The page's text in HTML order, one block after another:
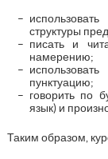
структуры
писать и
намерению;
пунктуацию;
говорить по
язык) и
Таким образом,